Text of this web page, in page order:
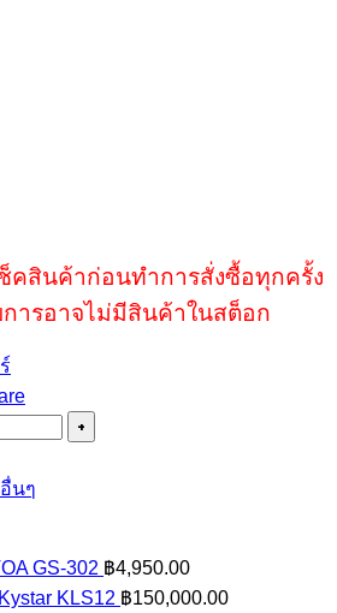
คสินค้าก่อนทำการสั่งซื้อทุกครั้ง
การอาจไม่มีสินค้าในสต็อก
นๆ
GS-302 ฿4,950.00
Kystar KLS12 ฿150,000.00